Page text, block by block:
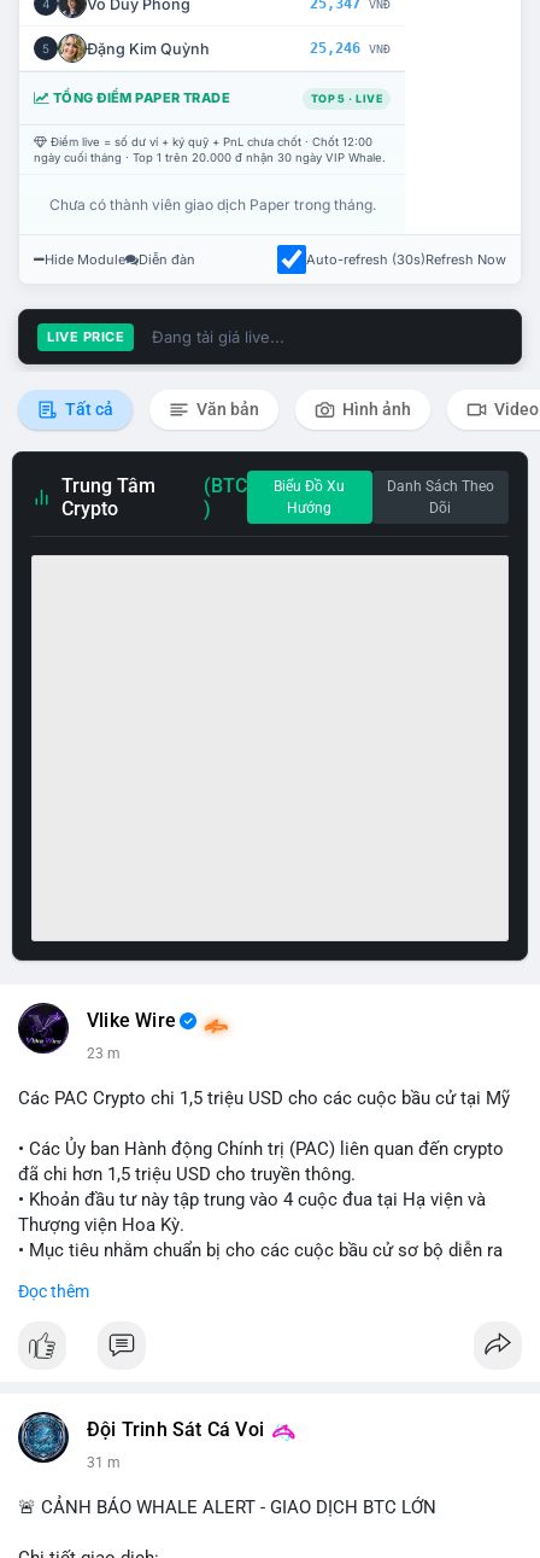
4 Võ Duy Phong VNĐ
5 Đặng Kim Quỳnh 25,246 VNĐ
TỔNG ĐIỂM PAPER TRADE TOP 5 · LIVE
Điểm live = số dư ví + ký quỹ + PnL chưa chốt · Chốt 12:00
ngày cuối tháng · Top 1 trên 20.000 đ nhận 30 ngày VIP Whale.
Chưa có thành viên giao dịch Paper trong tháng.
Hide Module Diễn đàn Auto-refresh (30s)Refresh Now
LIVE PRICE Đang tải giá live...
Tất cả Văn bản Hình ảnh Video
Trung Tâm
Crypto
(BTC
)
Biểu Đồ Xu
Hướng
Danh Sách Theo
Dõi
Vlike Wire
23 m
Các PAC Crypto chi 1,5 triệu USD cho các cuộc bầu cử tại Mỹ
• Các Ủy ban Hành động Chính trị (PAC) liên quan đến crypto
đã chi hơn 1,5 triệu USD cho truyền thông.
• Khoản đầu tư này tập trung vào 4 cuộc đua tại Hạ viện và
Thượng viện Hoa Kỳ.
• Mục tiêu nhằm chuẩn bị cho các cuộc bầu cử sơ bộ diễn ra
#vlikevn #titanbot
Đọc thêm
Đội Trinh Sát Cá Voi
31 m
🚨 CẢNH BÁO WHALE ALERT - GIAO DỊCH BTC LỚN